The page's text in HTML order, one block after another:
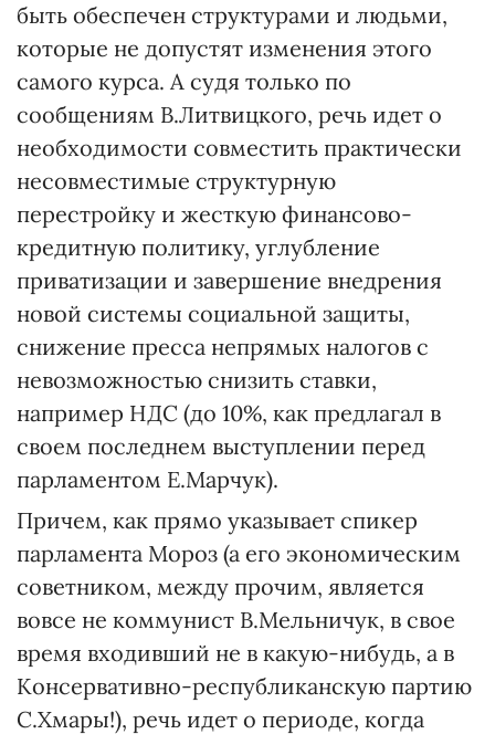
быть обеспечен структурами и людьми,
которые не допустят изменения этого
самого курса. А судя только по
сообщениям В.Литвицкого, речь идет о
необходимости совместить практически
несовместимые структурную
перестройку и жесткую финансово-
кредитную политику, углубление
приватизации и завершение внедрения
новой системы социальной защиты,
снижение пресса непрямых налогов с
невозможностью снизить ставки,
например НДС (до 10%, как предлагал в
своем последнем выступлении перед
парламентом Е.Марчук).
Причем, как прямо указывает спикер
парламента Мороз (а его экономическим
советником, между прочим, является
вовсе не коммунист В.Мельничук, в свое
время входивший не в какую-нибудь, а в
Консервативно-республиканскую партию
С.Хмары!), речь идет о периоде, когда